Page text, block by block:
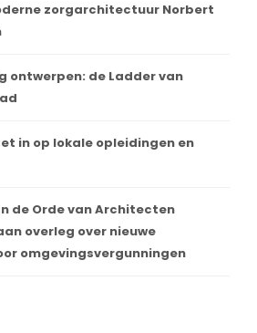
zorgarchitectuur Norbert
ontwerpen: de Ladder van
in op lokale opleidingen en
de Orde van Architecten
overleg over nieuwe
omgevingsvergunningen